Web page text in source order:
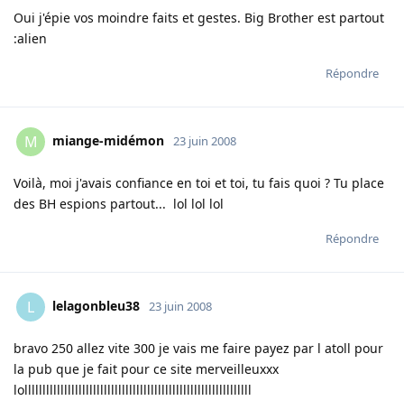
Oui j'épie vos moindre faits et gestes. Big Brother est partout
:alien
Répondre
M miange-midémon 23 juin 2008
Voilà, moi j'avais confiance en toi et toi, tu fais quoi ? Tu place
des BH espions partout... lol lol lol
Répondre
L lelagonbleu38 23 juin 2008
bravo 250 allez vite 300 je vais me faire payez par l atoll pour
la pub que je fait pour ce site merveilleuxxx
lolllllllllllllllllllllllllllllllllllllllllllllllllllllllllllllll